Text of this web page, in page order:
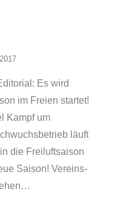
Es wird
im Freien startet!
Kampf um
läuft
die Freiluftsaison
Saison! Vereins-